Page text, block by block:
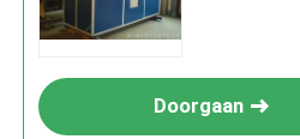
Doorgaan